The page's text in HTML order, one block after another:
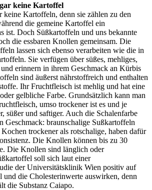
keine Kartoffel
keine Kartoffeln, denn sie zählen zu den
die gemeine Kartoffel ein
ist. Doch Süßkartoffeln und uns bekannte
die essbaren Knollen gemeinsam. Die
lassen sich ebenso verarbeiten wie die in
Sie verfügen über süßes, mehliges,
erinnern in ihrem Geschmack an Kürbis
sind äußerst nährstoffreich und enthalten
Ihr Fruchtfleisch ist mehlig und hat eine
gelbliche Farbe. Grundsätzlich kann man
umso trockener ist es und je
süßer und saftiger. Auch die Schalenfarbe
Geschmack: braunschalige Sußkartoffeln
trockener als rotschalige, haben dafür
Die Knollen können bis zu 30
Die Knollen sind länglich oder
soll sich laut einer
der Universitätsklinik Wien positiv auf
und die Cholesterinwerte auswirken, denn
die Substanz Caiapo.